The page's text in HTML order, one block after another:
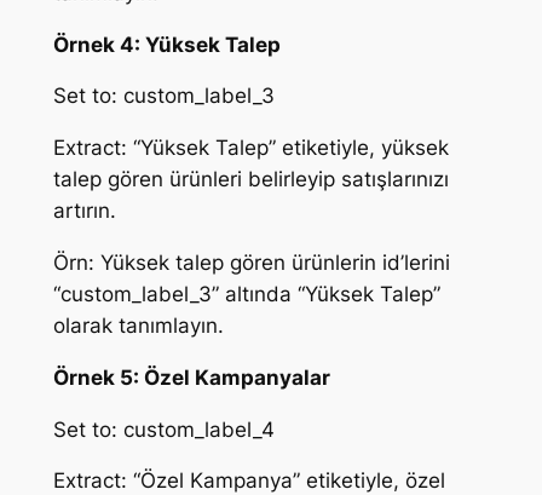
Örnek 4: Yüksek Talep
Set to: custom_label_3
Extract: “Yüksek Talep” etiketiyle, yüksek
talep gören ürünleri belirleyip satışlarınızı
artırın.
Örn: Yüksek talep gören ürünlerin id’lerini
“custom_label_3” altında “Yüksek Talep”
olarak tanımlayın.
Örnek 5: Özel Kampanyalar
Set to: custom_label_4
Extract: “Özel Kampanya” etiketiyle, özel